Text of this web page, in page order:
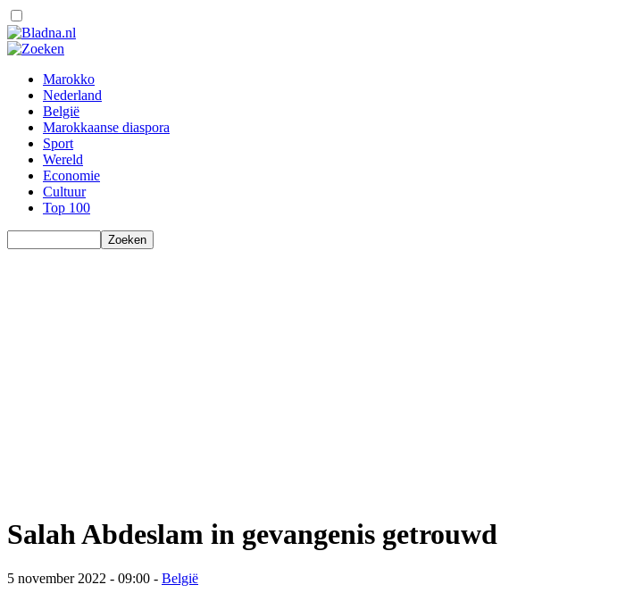
Marokko
Nederland
België
Marokkaanse diaspora
Sport
Wereld
Economie
Cultuur
Top 100
Salah Abdeslam in gevangenis getrouwd
5 november 2022 - 09:00 - België